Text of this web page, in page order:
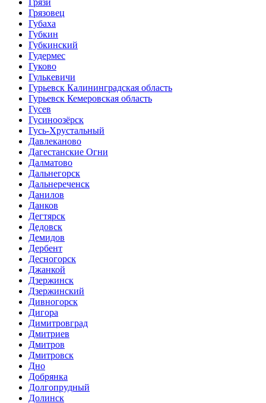
Грязи
Грязовец
Губаха
Губкин
Губкинский
Гудермес
Гуково
Гулькевичи
Гурьевск Калининградская область
Гурьевск Кемеровская область
Гусев
Гусиноозёрск
Гусь-Хрустальный
Давлеканово
Дагестанские Огни
Далматово
Дальнегорск
Дальнереченск
Данилов
Данков
Дегтярск
Дедовск
Демидов
Дербент
Десногорск
Джанкой
Дзержинск
Дзержинский
Дивногорск
Дигора
Димитровград
Дмитриев
Дмитров
Дмитровск
Дно
Добрянка
Долгопрудный
Долинск